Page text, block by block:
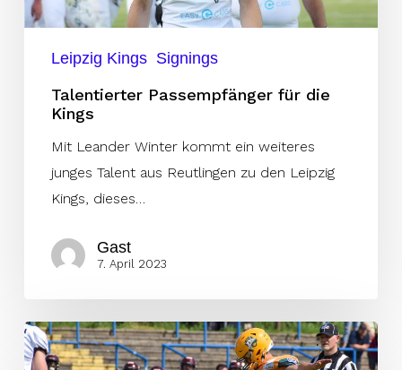
Leipzig Kings Signings
Talentierter Passempfänger für die
Kings
Mit Leander Winter kommt ein weiteres
junges Talent aus Reutlingen zu den Leipzig
Kings, dieses…
Gast
7. April 2023
Leipzig
Kings